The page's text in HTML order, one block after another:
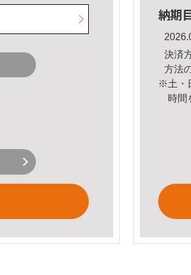
納期
決済
方法
※土・
時間